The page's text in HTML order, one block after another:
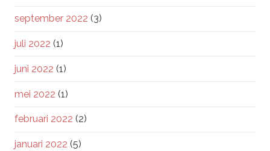
september 2022 (3)
juli 2022 (1)
juni 2022 (1)
mei 2022 (1)
februari 2022 (2)
januari 2022 (5)